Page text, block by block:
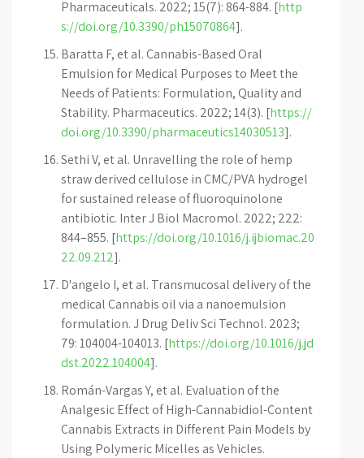
Pharmaceuticals. 2022; 15(7): 864-884. [http
s://doi.org/10.3390/ph15070864].
Baratta F, et al. Cannabis-Based Oral
Emulsion for Medical Purposes to Meet the
Needs of Patients: Formulation, Quality and
Stability. Pharmaceutics. 2022; 14(3). [https://
doi.org/10.3390/pharmaceutics14030513].
Sethi V, et al. Unravelling the role of hemp
straw derived cellulose in CMC/PVA hydrogel
for sustained release of fluoroquinolone
antibiotic. Inter J Biol Macromol. 2022; 222:
844–855. [https://doi.org/10.1016/j.ijbiomac.20
22.09.212].
D'angelo I, et al. Transmucosal delivery of the
medical Cannabis oil via a nanoemulsion
formulation. J Drug Deliv Sci Technol. 2023;
79: 104004-104013. [https://doi.org/10.1016/j.jd
dst.2022.104004].
Román-Vargas Y, et al. Evaluation of the
Analgesic Effect of High-Cannabidiol-Content
Cannabis Extracts in Different Pain Models by
Using Polymeric Micelles as Vehicles.